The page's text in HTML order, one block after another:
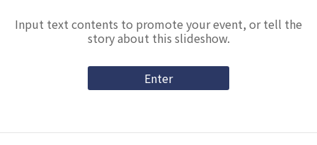
Input text contents to promote your event, or tell the
story about this slideshow.
Enter